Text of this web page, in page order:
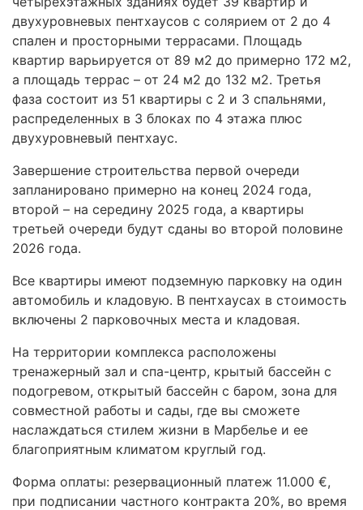
двухуровневых пентхаусов с солярием от 2 до 4
спален и просторными террасами. Площадь
квартир варьируется от 89 м2 до примерно 172 м2,
а площадь террас – от 24 м2 до 132 м2. Третья
фаза состоит из 51 квартиры с 2 и 3 спальнями,
распределенных в 3 блоках по 4 этажа плюс
двухуровневый пентхаус.
Завершение строительства первой очереди
запланировано примерно на конец 2024 года,
второй – на середину 2025 года, а квартиры
третьей очереди будут сданы во второй половине
2026 года.
Все квартиры имеют подземную парковку на один
автомобиль и кладовую. В пентхаусах в стоимость
включены 2 парковочных места и кладовая.
На территории комплекса расположены
тренажерный зал и спа-центр, крытый бассейн с
подогревом, открытый бассейн с баром, зона для
совместной работы и сады, где вы сможете
наслаждаться стилем жизни в Марбелье и ее
благоприятным климатом круглый год.
Форма оплаты: резервационный платеж 11.000 €,
при подписании частного контракта 20%, во время